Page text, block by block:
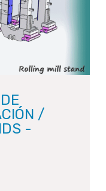
/
-